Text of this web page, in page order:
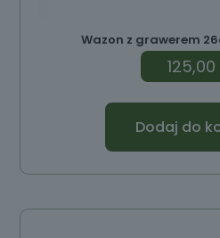
Wazon z grawerem
125,00
Dodaj do